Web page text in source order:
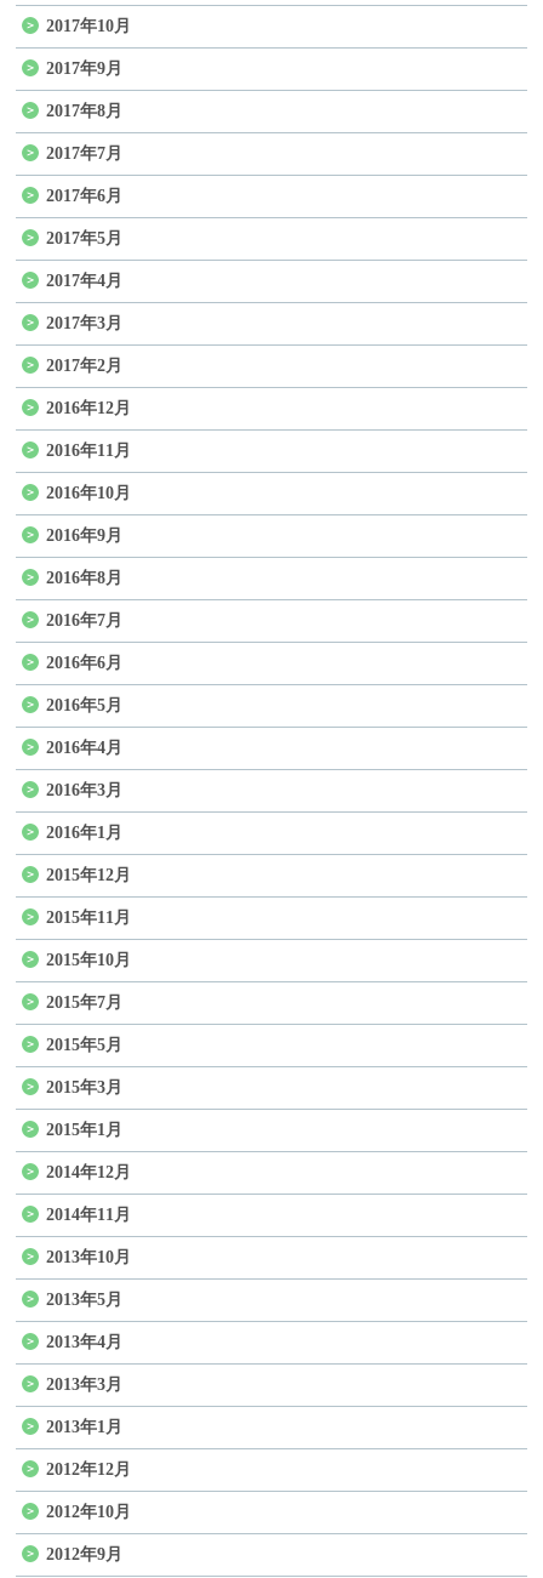
2017年10月
2017年9月
2017年8月
2017年7月
2017年6月
2017年5月
2017年4月
2017年3月
2017年2月
2016年12月
2016年11月
2016年10月
2016年9月
2016年8月
2016年7月
2016年6月
2016年5月
2016年4月
2016年3月
2016年1月
2015年12月
2015年11月
2015年10月
2015年7月
2015年5月
2015年3月
2015年1月
2014年12月
2014年11月
2013年10月
2013年5月
2013年4月
2013年3月
2013年1月
2012年12月
2012年10月
2012年9月